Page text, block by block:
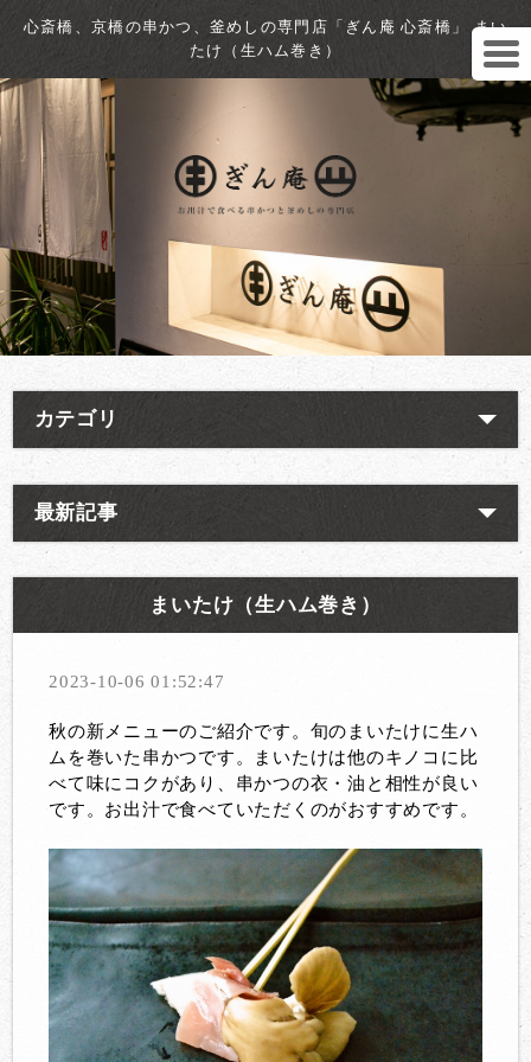
心斎橋、京橋の串かつ、釜めしの専門店「ぎん庵 心斎橋」 まい
たけ（生ハム巻き）
カテゴリ
最新記事
まいたけ（生ハム巻き）
2023-10-06 01:52:47
秋の新メニューのご紹介です。旬のまいたけに生ハ
ムを巻いた串かつです。まいたけは他のキノコに比
べて味にコクがあり、串かつの衣・油と相性が良い
です。お出汁で食べていただくのがおすすめです。